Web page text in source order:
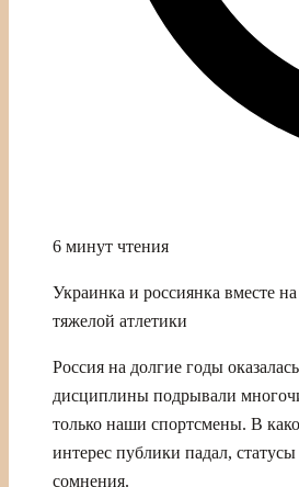
6 минут чтения
Украинка и россиянка вместе
тяжелой атлетики
Россия на долгие годы
дисциплины подрывали
только наши спортсмены. В
интерес публики падал,
сомнения.